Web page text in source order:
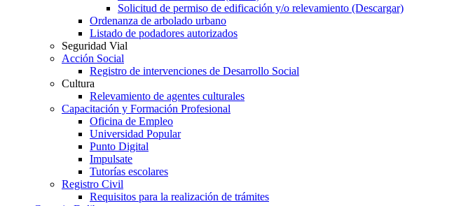
Solicitud de permiso de edificación y/o relevamiento (Descargar)
Ordenanza de arbolado urbano
Listado de podadores autorizados
Seguridad Vial
Acción Social
Registro de intervenciones de Desarrollo Social
Cultura
Relevamiento de agentes culturales
Capacitación y Formación Profesional
Oficina de Empleo
Universidad Popular
Punto Digital
Impulsate
Tutorías escolares
Registro Civil
Requisitos para la realización de trámites